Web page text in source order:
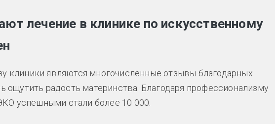
лечение в клинике по искусственному
клиники являются многочисленные отзывы благодарных
ощутить радость материнства. Благодаря профессионализму
успешными стали более 10 000.